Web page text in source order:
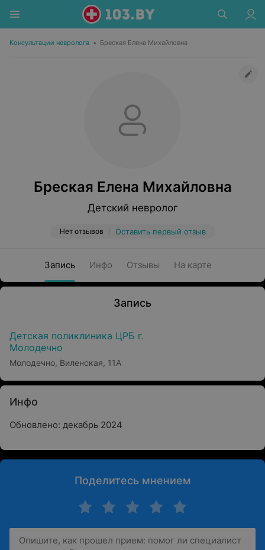
Консультации невролога • Бреская Елена Михайловна
Бреская Елена Михайловна
Детский невролог
Нет отзывов Оставить первый отзыв
Запись Инфо Отзывы На карте
Запись
Детская поликлиника ЦРБ г.
Молодечно
Молодечно, Виленская, 11А
Инфо
Обновлено: декабрь 2024
Поделитесь мнением